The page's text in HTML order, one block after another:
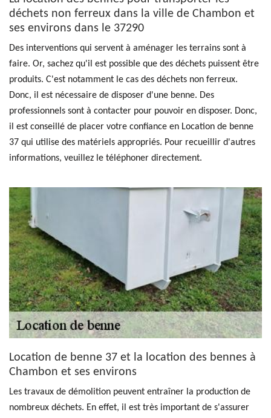
déchets non ferreux dans la ville de Chambon et
ses environs dans le 37290
Des interventions qui servent à aménager les terrains sont à
faire. Or, sachez qu'il est possible que des déchets puissent être
produits. C'est notamment le cas des déchets non ferreux.
Donc, il est nécessaire de disposer d'une benne. Des
professionnels sont à contacter pour pouvoir en disposer. Donc,
il est conseillé de placer votre confiance en Location de benne
37 qui utilise des matériels appropriés. Pour recueillir d'autres
informations, veuillez le téléphoner directement.
Location de benne 37 et la location des bennes à
Chambon et ses environs
Les travaux de démolition peuvent entraîner la production de
nombreux déchets. En effet, il est très important de s'assurer